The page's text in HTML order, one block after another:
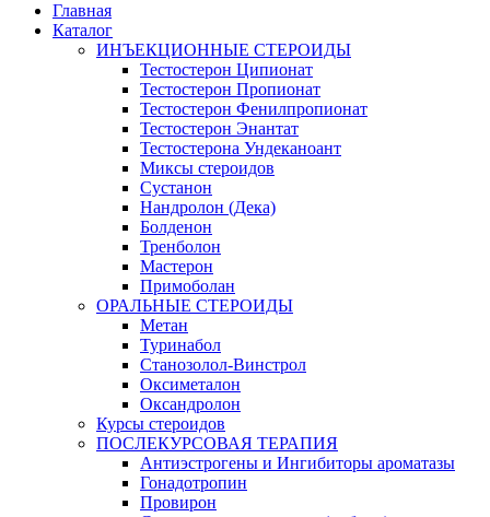
Главная
Каталог
ИНЪЕКЦИОННЫЕ СТЕРОИДЫ
Тестостерон Ципионат
Тестостерон Пропионат
Тестостерон Фенилпропионат
Тестостерон Энантат
Тестостерона Ундеканоант
Миксы стероидов
Сустанон
Нандролон (Дека)
Болденон
Тренболон
Мастерон
Примоболан
ОРАЛЬНЫЕ СТЕРОИДЫ
Метан
Туринабол
Станозолол-Винстрол
Оксиметалон
Оксандролон
Курсы стероидов
ПОСЛЕКУРСОВАЯ ТЕРАПИЯ
Антиэстрогены и Ингибиторы ароматазы
Гонадотропин
Провирон